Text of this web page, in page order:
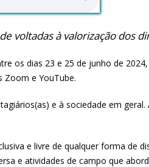
voltadas à valorização dos
os dias 23 e 25 de junho de
Zoom e YouTube.
e à sociedade em
e livre de qualquer forma de
e atividades de campo que